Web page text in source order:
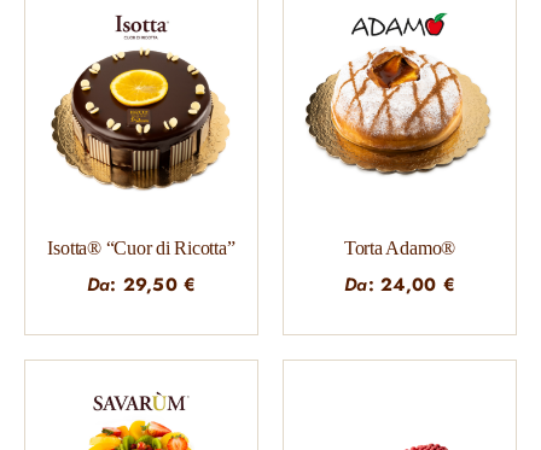
Isotta® “Cuor di Ricotta”
Da: 29,50 €
Torta Adamo®
Da:24,00 €